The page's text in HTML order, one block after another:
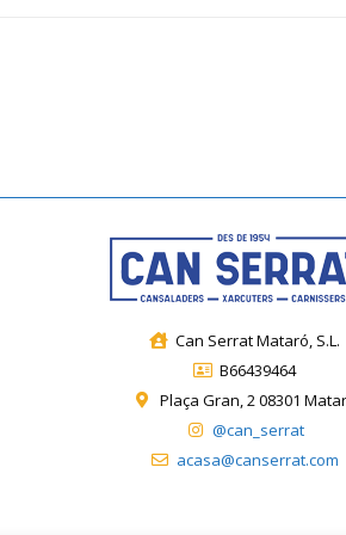
Can Serrat Mataró, S.L.
B66439464
Plaça Gran, 2 08301
@can_serrat
acasa@canserrat.com